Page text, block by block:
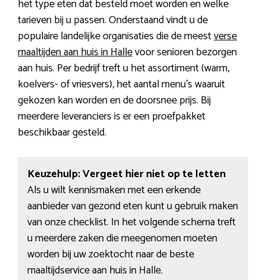
het type eten dat besteld moet worden en welke
tarieven bij u passen. Onderstaand vindt u de
populaire landelijke organisaties die de meestverse
maaltijden aan huis in Hallevoor senioren bezorgen
aan huis. Per bedrijf treft u het assortiment (warm,
koelvers- of vriesvers), het aantal menu’s waaruit
gekozen kan worden en de doorsnee prijs. Bij
meerdere leveranciers is er een proefpakket
beschikbaar gesteld.
Keuzehulp: Vergeet hier niet op te letten
Als u wilt kennismaken met een erkende
aanbieder van gezond eten kunt u gebruik maken
van onze checklist. In het volgende schema treft
u meerdere zaken die meegenomen moeten
worden bij uw zoektocht naar de beste
maaltijdservice aan huis in Halle.